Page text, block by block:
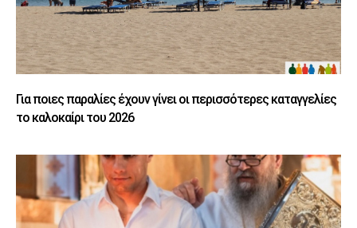
Για ποιες παραλίες έχουν γίνει οι περισσότερες καταγγελίες
το καλοκαίρι του 2026